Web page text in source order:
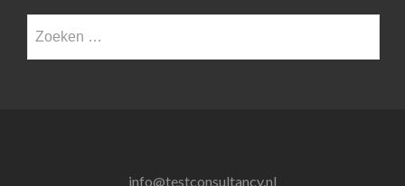
naar:
info@testconsultancy.nl